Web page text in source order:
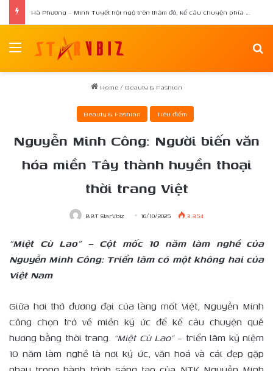
Hà Phương – Minh Tuyết hội ngộ trên thảm đỏ, kể câu chuyện phía sau tạo hình “nàng bướm”
Menu
Home/ Beauty & Fashion
Beauty & Fashion Tiêu điểm
Nguyễn Minh Công: Người biến văn
hóa miền Tây thành huyền thoại
thời trang Việt
BBT StarVbiz 16/10/2025 3.354
“Miệt Cù Lao” – Cột mốc 10 năm làm nghề của
Nguyễn Minh Công: Triển lãm có một không hai của
Việt Nam
Giữa hơi thở đương đại của làng mốt Việt, Nguyễn Minh
Công chọn trở về miền ký ức để kể câu chuyện quê
hương bằng thời trang. “Miệt Cù Lao”– triển lãm kỷ niệm
10 năm làm nghề là nơi ký ức, văn hoá và cái đẹp gặp